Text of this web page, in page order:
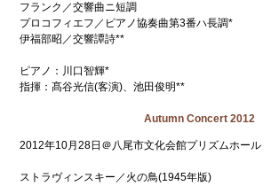
フランク／交響曲ニ短調
プロコフィエフ／ピアノ協奏曲第3番ハ長調*
伊福部昭／交響譚詩**
ピアノ：川口智輝*
指揮：髙谷光信(客演)、池田俊明**
Autumn Concert 2012
2012年10月28日＠八尾市文化会館プリズムホール
ストラヴィンスキー／火の鳥(1945年版)